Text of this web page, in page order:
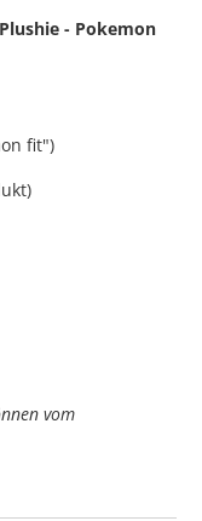
- Pokemon
fit")
vom